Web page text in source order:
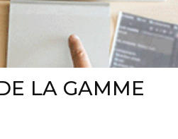
LA GAMME